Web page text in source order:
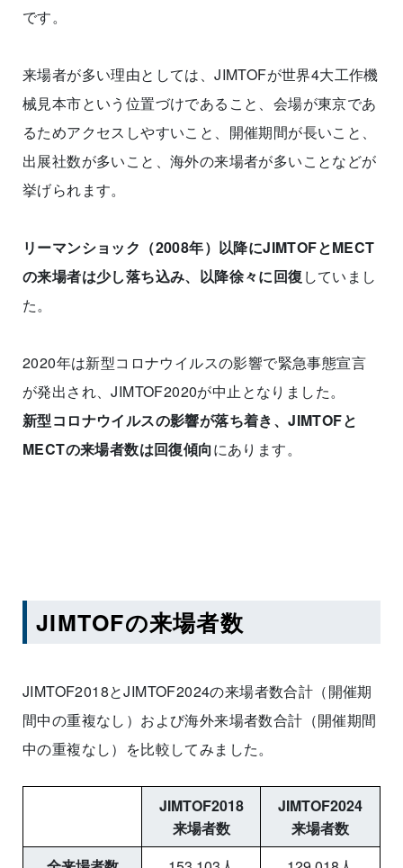
です。
来場者が多い理由としては、JIMTOFが世界4大工作機
械見本市という位置づけであること、会場が東京であ
るためアクセスしやすいこと、開催期間が長いこと、
出展社数が多いこと、海外の来場者が多いことなどが
挙げられます。
リーマンショック（2008年）以降にJIMTOFとMECT
の来場者は少し落ち込み、以降徐々に回復 していまし
た。
2020年は新型コロナウイルスの影響で緊急事態宣言
が発出され、JIMTOF2020が中止となりました。
新型コロナウイルスの影響が落ち着き、JIMTOFと
MECTの来場者数は回復傾向にあります。
JIMTOFの来場者数
JIMTOF2018とJIMTOF2024の来場者数合計（開催期
間中の重複なし）および海外来場者数合計（開催期間
中の重複なし）を比較してみました。
JIMTOF2018
来場者数
JIMTOF2024
来場者数